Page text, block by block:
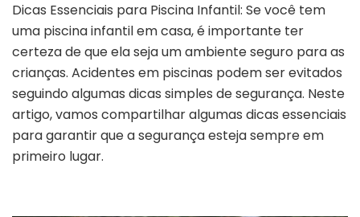
Dicas Essenciais para Piscina Infantil: Se você tem
uma piscina infantil em casa, é importante ter
certeza de que ela seja um ambiente seguro para as
crianças. Acidentes em piscinas podem ser evitados
seguindo algumas dicas simples de segurança. Neste
artigo, vamos compartilhar algumas dicas essenciais
para garantir que a segurança esteja sempre em
primeiro lugar.